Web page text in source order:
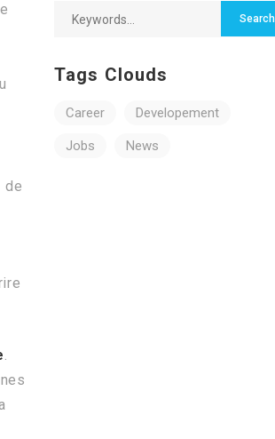
de
.
Tags Clouds
Career Developement
Jobs News